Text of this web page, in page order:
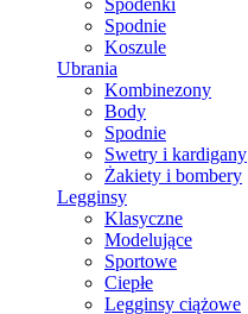
Spodenki
Spodnie
Koszule
Ubrania
Kombinezony
Body
Spodnie
Swetry i kardigany
Żakiety i bombery
Legginsy
Klasyczne
Modelujące
Sportowe
Ciepłe
Legginsy ciążowe